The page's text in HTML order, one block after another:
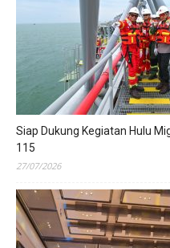
Siap Dukung Kegiatan Hulu
115
27/07/2026